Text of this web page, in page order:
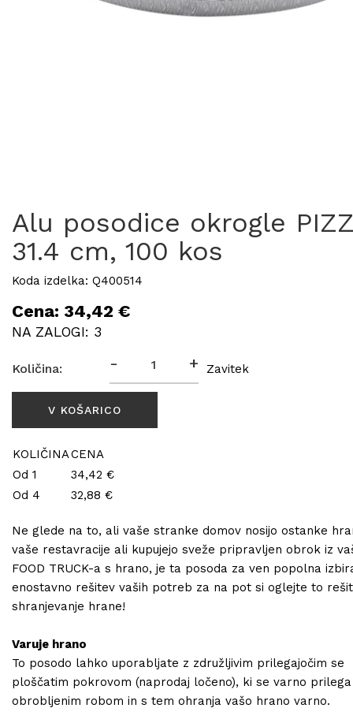
Alu posodice okrogle
31.4 cm, 100 kos
Koda izdelka: Q400514
Cena: 34,42 €
NA ZALOGI: 3
Količina: - + Zavitek
KOLIČINACENA
Od 1
34,42 €
Od 4
32,88 €
Ne glede na to, ali vaše stranke domov nosijo ostanke
vaše restavracije ali kupujejo sveže pripravljen obrok iz
FOOD TRUCK-a s hrano, je ta posoda za ven popolna
enostavno rešitev vaših potreb za na pot si oglejte to
shranjevanje hrane!
Varuje hrano
To posodo lahko uporabljate z združljivim prilegajočim se
ploščatim pokrovom (naprodaj ločeno), ki se varno prilega
obrobljenim robom in s tem ohranja vašo hrano varno.